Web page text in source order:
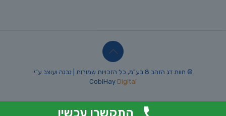
© חוות דג הזהב 8 בע"מ, כל הזכויות שמורות | נבנה ועוצב ע"י
CobiHay Digital
התקשרו עכשיו